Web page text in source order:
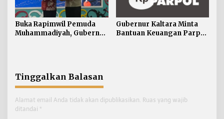
Buka Rapimwil Pemuda
Muhammadiyah, Gubernur
Gubernur Kaltara Minta
Bantuan Keuangan Parpol
Tinggalkan Balasan
Alamat email Anda tidak akan dipublikasikan. Ruas yang wajib
ditandai *